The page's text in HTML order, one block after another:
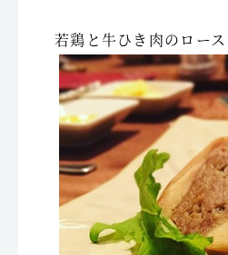
若鶏と牛ひき肉のロース